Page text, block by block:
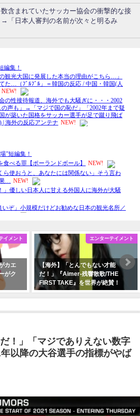
含まれていたサッカー協会の衝撃的な接
「日本人審判の名前が次々と明るみ
イメント
カエ
がク
エンターテイメント
【海外】「とんでもない才能
だ！」『Aimer-残響散歌/THE
FIRST TAKE』を世界が絶賛！
！」「マジでありえない数字
以降の大谷選手の指標がやば